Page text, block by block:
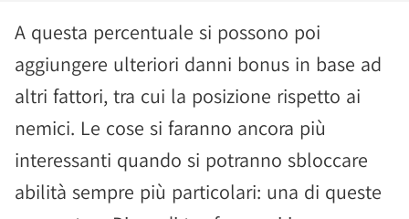
A questa percentuale si possono poi
aggiungere ulteriori danni bonus in base ad
altri fattori, tra cui la posizione rispetto ai
nemici. Le cose si faranno ancora più
interessanti quando si potranno sbloccare
abilità sempre più particolari: una di queste